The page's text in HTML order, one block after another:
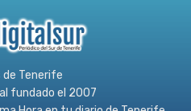
de Tenerife
fundado el 2007